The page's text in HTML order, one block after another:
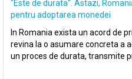
"Este de durata". Astazi,
pentru adoptarea monedei
In Romania exista un acord de
revina la o asumare concreta a
un proces de durata, transmite